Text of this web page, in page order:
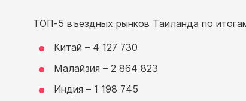
ТОП-5 въездных рынков Таиланда по
Китай – 4 127 730
Малайзия – 2 864 823
Индия – 1 198 745